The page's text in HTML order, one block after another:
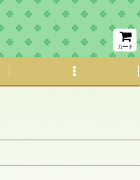
カート